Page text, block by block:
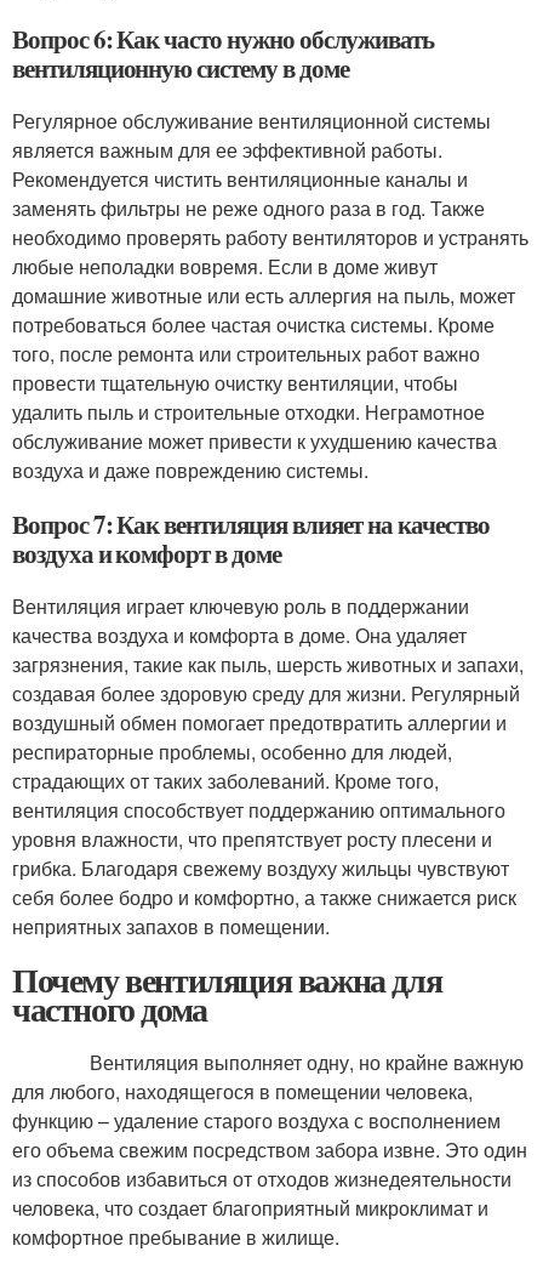
Вопрос 6: Как часто нужно обслуживать
вентиляционную систему в доме
Регулярное обслуживание вентиляционной системы
является важным для ее эффективной работы.
Рекомендуется чистить вентиляционные каналы и
заменять фильтры не реже одного раза в год. Также
необходимо проверять работу вентиляторов и устранять
любые неполадки вовремя. Если в доме живут
домашние животные или есть аллергия на пыль, может
потребоваться более частая очистка системы. Кроме
того, после ремонта или строительных работ важно
провести тщательную очистку вентиляции, чтобы
удалить пыль и строительные отходки. Неграмотное
обслуживание может привести к ухудшению качества
воздуха и даже повреждению системы.
Вопрос 7: Как вентиляция влияет на качество
воздуха и комфорт в доме
Вентиляция играет ключевую роль в поддержании
качества воздуха и комфорта в доме. Она удаляет
загрязнения, такие как пыль, шерсть животных и запахи,
создавая более здоровую среду для жизни. Регулярный
воздушный обмен помогает предотвратить аллергии и
респираторные проблемы, особенно для людей,
страдающих от таких заболеваний. Кроме того,
вентиляция способствует поддержанию оптимального
уровня влажности, что препятствует росту плесени и
грибка. Благодаря свежему воздуху жильцы чувствуют
себя более бодро и комфортно, а также снижается риск
неприятных запахов в помещении.
Почему вентиляция важна для
частного дома
Вентиляция выполняет одну, но крайне важную
для любого, находящегося в помещении человека,
функцию – удаление старого воздуха с восполнением
его объема свежим посредством забора извне. Это один
из способов избавиться от отходов жизнедеятельности
человека, что создает благоприятный микроклимат и
комфортное пребывание в жилище.